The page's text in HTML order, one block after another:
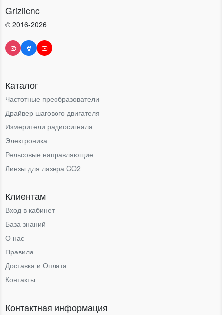
Grizlicnc
© 2016-2026
Каталог
Частотные преобразователи
Драйвер шагового двигателя
Измерители радиосигнала
Электроника
Рельсовые направляющие
Линзы для лазера CO2
Клиентам
Вход в кабинет
База знаний
О нас
Правила
Доставка и Оплата
Контакты
Контактная информация